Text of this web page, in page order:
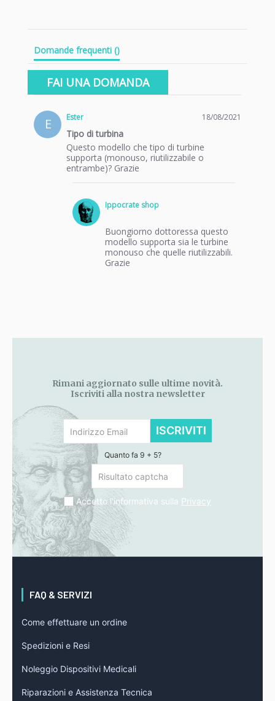
Domande frequenti ()
FAI UNA DOMANDA
E Ester
star
rating
18/08/2021
Tipo di turbina
Questo modello che tipo di turbine
supporta (monouso, riutilizzabile o
entrambe)? Grazie
Ippocrate shop
Buongiorno dottoressa questo
modello supporta sia le turbine
monouso che quelle riutilizzabili.
Grazie
Rimani aggiornato sulle ultime novità.
Iscriviti alla nostra newsletter
ISCRIVITI
Quanto fa 9 + 5?
Accetto l'informativa sulla Privacy
FAQ & SERVIZI
Come effettuare un ordine
Spedizioni e Resi
Noleggio Dispositivi Medicali
Riparazioni e Assistenza Tecnica